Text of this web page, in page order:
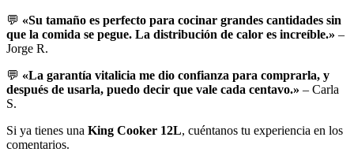
💬 «Su tamaño es perfecto para cocinar grandes cantidades sin
que la comida se pegue. La distribución de calor es increíble.» –
Jorge R.
💬 «La garantía vitalicia me dio confianza para comprarla, y
después de usarla, puedo decir que vale cada centavo.» – Carla
S.
Si ya tienes una King Cooker 12L, cuéntanos tu experiencia en los
comentarios.